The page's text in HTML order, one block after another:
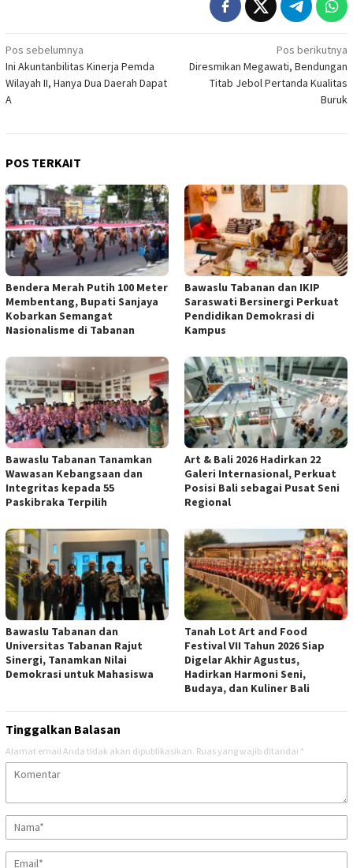
Navigasi
pos
Pos sebelumnya
Ini Akuntanbilitas Kinerja Pemda
Wilayah II, Hanya Dua Daerah Dapat
A
Pos berikutnya
Diresmikan Megawati, Bendungan
Titab Jebol Pertanda Kualitas
Buruk
POS TERKAIT
Bendera Merah Putih 100 Meter
Membentang, Bupati Sanjaya
Kobarkan Semangat
Nasionalisme di Tabanan
Bawaslu Tabanan dan IKIP
Saraswati Bersinergi Perkuat
Pendidikan Demokrasi di
Kampus
Bawaslu Tabanan Tanamkan
Wawasan Kebangsaan dan
Integritas kepada 55
Paskibraka Terpilih
Art & Bali 2026 Hadirkan 22
Galeri Internasional, Perkuat
Posisi Bali sebagai Pusat Seni
Regional
Bawaslu Tabanan dan
Universitas Tabanan Rajut
Sinergi, Tanamkan Nilai
Demokrasi untuk Mahasiswa
Tanah Lot Art and Food
Festival VII Tahun 2026 Siap
Digelar Akhir Agustus,
Hadirkan Harmoni Seni,
Budaya, dan Kuliner Bali
Tinggalkan Balasan
Alamat email Anda tidak akan dipublikasikan. Ruas yang wajib ditandai *